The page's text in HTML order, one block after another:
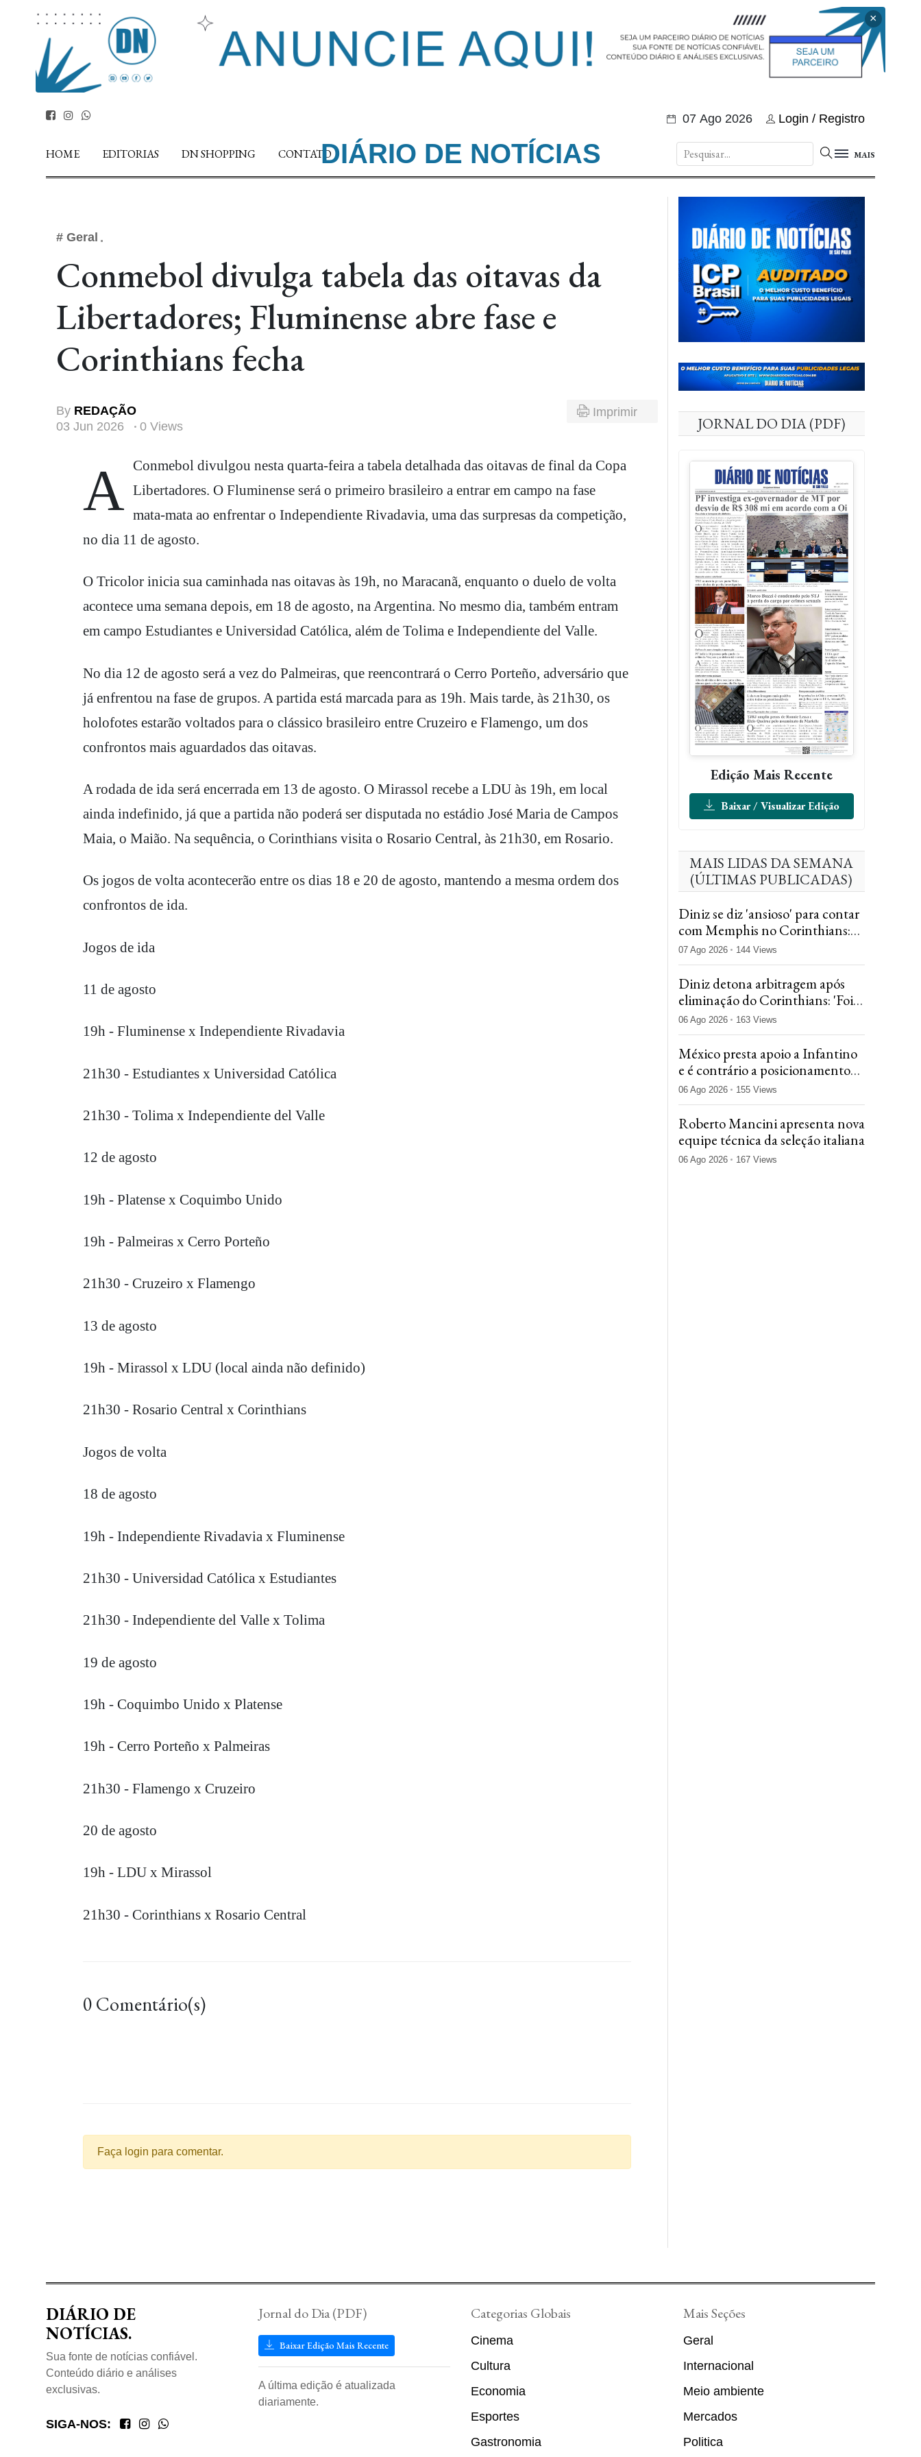
×
07 Ago 2026 Login / Registro
HOME EDITORIAS DN SHOPPING CONTATODIÁRIO DE NOTÍCIAS MAIS
# Geral
Conmebol divulga tabela das oitavas da
Libertadores; Fluminense abre fase e
Corinthians fecha
By REDAÇÃO
03 Jun 2026
0 Views
Imprimir
A Conmebol divulgou nesta quarta-feira a tabela detalhada das oitavas de final da Copa Libertadores. O Fluminense será o primeiro brasileiro a entrar em campo na fase
mata-mata ao enfrentar o Independiente Rivadavia, uma das surpresas da competição,
no dia 11 de agosto.
O Tricolor inicia sua caminhada nas oitavas às 19h, no Maracanã, enquanto o duelo de volta
acontece uma semana depois, em 18 de agosto, na Argentina. No mesmo dia, também entram
em campo Estudiantes e Universidad Católica, além de Tolima e Independiente del Valle.
No dia 12 de agosto será a vez do Palmeiras, que reencontrará o Cerro Porteño, adversário que
já enfrentou na fase de grupos. A partida está marcada para as 19h. Mais tarde, às 21h30, os
holofotes estarão voltados para o clássico brasileiro entre Cruzeiro e Flamengo, um dos
confrontos mais aguardados das oitavas.
A rodada de ida será encerrada em 13 de agosto. O Mirassol recebe a LDU às 19h, em local
ainda indefinido, já que a partida não poderá ser disputada no estádio José Maria de Campos
Maia, o Maião. Na sequência, o Corinthians visita o Rosario Central, às 21h30, em Rosario.
Os jogos de volta acontecerão entre os dias 18 e 20 de agosto, mantendo a mesma ordem dos
confrontos de ida.
Jogos de ida
11 de agosto
19h - Fluminense x Independiente Rivadavia
21h30 - Estudiantes x Universidad Católica
21h30 - Tolima x Independiente del Valle
12 de agosto
19h - Platense x Coquimbo Unido
19h - Palmeiras x Cerro Porteño
21h30 - Cruzeiro x Flamengo
13 de agosto
19h - Mirassol x LDU (local ainda não definido)
21h30 - Rosario Central x Corinthians
Jogos de volta
18 de agosto
19h - Independiente Rivadavia x Fluminense
21h30 - Universidad Católica x Estudiantes
21h30 - Independiente del Valle x Tolima
19 de agosto
19h - Coquimbo Unido x Platense
19h - Cerro Porteño x Palmeiras
21h30 - Flamengo x Cruzeiro
20 de agosto
19h - LDU x Mirassol
21h30 - Corinthians x Rosario Central
0 Comentário(s)
Faça login para comentar.
JORNAL DO DIA (PDF)
Edição Mais Recente
Baixar / Visualizar Edição
MAIS LIDAS DA SEMANA
(ÚLTIMAS PUBLICADAS)
Diniz se diz 'ansioso' para contar
com Memphis no Corinthians:
'Vai dar peso para o time'
07 Ago 2026 144 Views
Diniz detona arbitragem após
eliminação do Corinthians: 'Foi
determinante neste confronto'
06 Ago 2026 163 Views
México presta apoio a Infantino
e é contrário a posicionamento
da Concacaf
06 Ago 2026 155 Views
Roberto Mancini apresenta nova
equipe técnica da seleção italiana
06 Ago 2026 167 Views
DIÁRIO DE
NOTÍCIAS.
Sua fonte de notícias confiável.
Conteúdo diário e análises
exclusivas.
SIGA-NOS:
Jornal do Dia (PDF)
Baixar Edição Mais Recente
A última edição é atualizada
diariamente.
Categorias Globais
Cinema
Cultura
Economia
Esportes
Gastronomia
Mais Seções
Geral
Internacional
Meio ambiente
Mercados
Politica